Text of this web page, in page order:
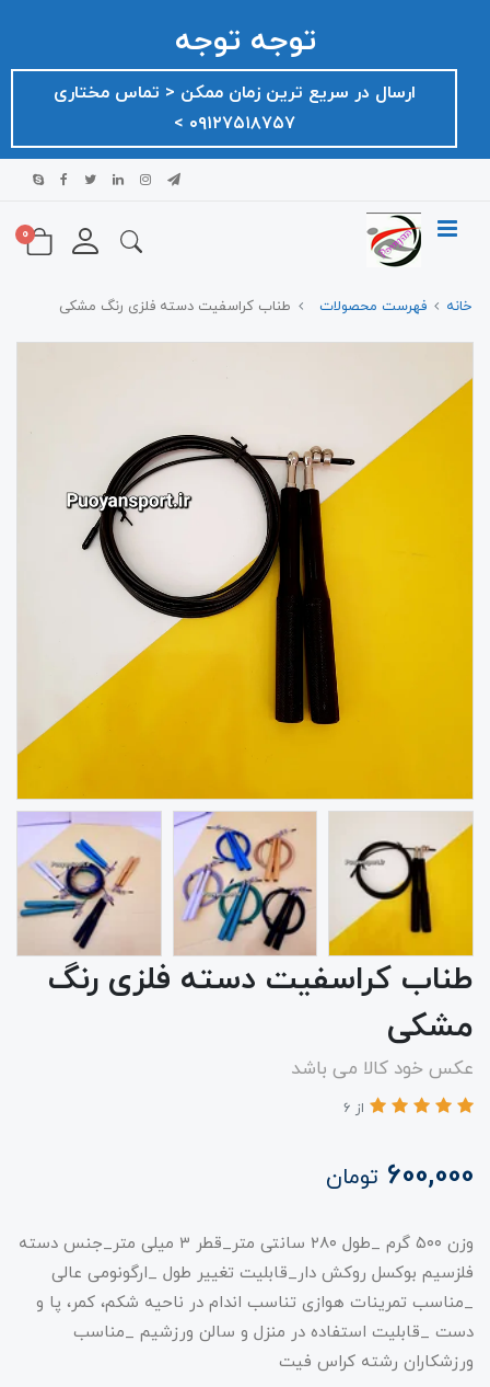
توجه توجه
ارسال در سریع ترین زمان ممکن ‌< تماس مختاری
۰۹۱۲۷۵۱۸۷۵۷ >
0
خانه فهرست محصولات طناب کراسفیت دسته فلزی رنگ مشکی
طناب کراسفیت دسته فلزی رنگ
مشکی
عکس خود کالا می باشد
از 6
600,000 تومان
وزن ۵۰۰ گرم _طول ۲۸۰ سانتی متر_قطر ۳ میلی متر_جنس دسته
فلزسیم بوکسل روکش دار_قابلیت تغییر طول _ارگونومی عالی
_مناسب تمرینات هوازی تناسب اندام در ناحیه شکم، کمر، پا و
دست _قابلیت استفاده در منزل و سالن ورزشیم _مناسب
ورزشکاران رشته کراس فیت